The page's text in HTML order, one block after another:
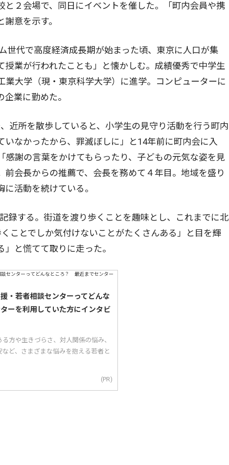
２会場で、同日にイベントを催した。「町内会員や携
意を示す。
代で高度経済成長期が始まった頃、東京に人口が集
業が行われたことも」と懐かしむ。成績優秀で中学生
大学（現・東京科学大学）に進学。コンピューターに
業に勤めた。
所を散歩していると、小学生の見守り活動を行う町内
なかったから、罪滅ぼしに」と14年前に町内会に入
謝の言葉をかけてもらったり、子どもの元気な姿を見
会長からの推薦で、会長を務めて４年目。地域を盛り
活動を続けている。
する。街道を渡り歩くことを趣味とし、これまでに北
ことでしか気付けないことがたくさんある」と目を輝
と慌てて取りに走った。
・若者相談センターってどんな
ーを利用していた方にインタビ
方や生きづらさ、対人関係の悩み、
ど、さまざまな悩みを抱える若者と
(PR)